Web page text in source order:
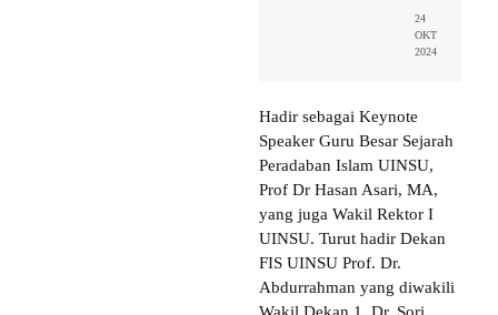
24
OKT
2024
Hadir sebagai Keynote
Speaker Guru Besar Sejarah
Peradaban Islam UINSU,
Prof Dr Hasan Asari, MA,
yang juga Wakil Rektor I
UINSU. Turut hadir Dekan
FIS UINSU Prof. Dr.
Abdurrahman yang diwakili